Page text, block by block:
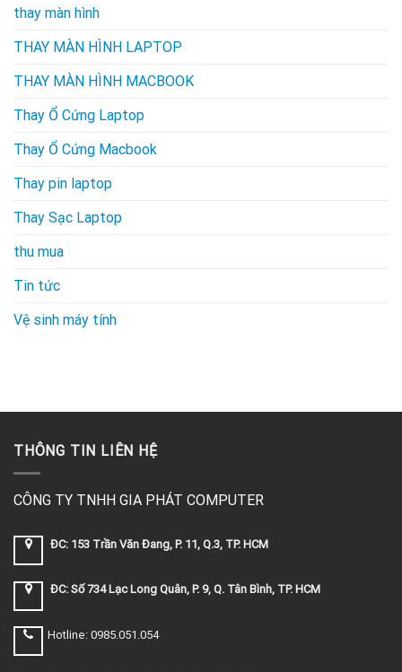
thay màn hình
THAY MÀN HÌNH LAPTOP
THAY MÀN HÌNH MACBOOK
Thay Ổ Cứng Laptop
Thay Ổ Cứng Macbook
Thay pin laptop
Thay Sạc Laptop
thu mua
Tin tức
Vệ sinh máy tính
THÔNG TIN LIÊN HỆ
CÔNG TY TNHH GIA PHÁT COMPUTER
ĐC: 153 Trần Văn Đang, P. 11, Q.3, TP. HCM
ĐC: Số 734 Lạc Long Quân, P. 9, Q. Tân Bình, TP. HCM
Hotline: 0985.051.054